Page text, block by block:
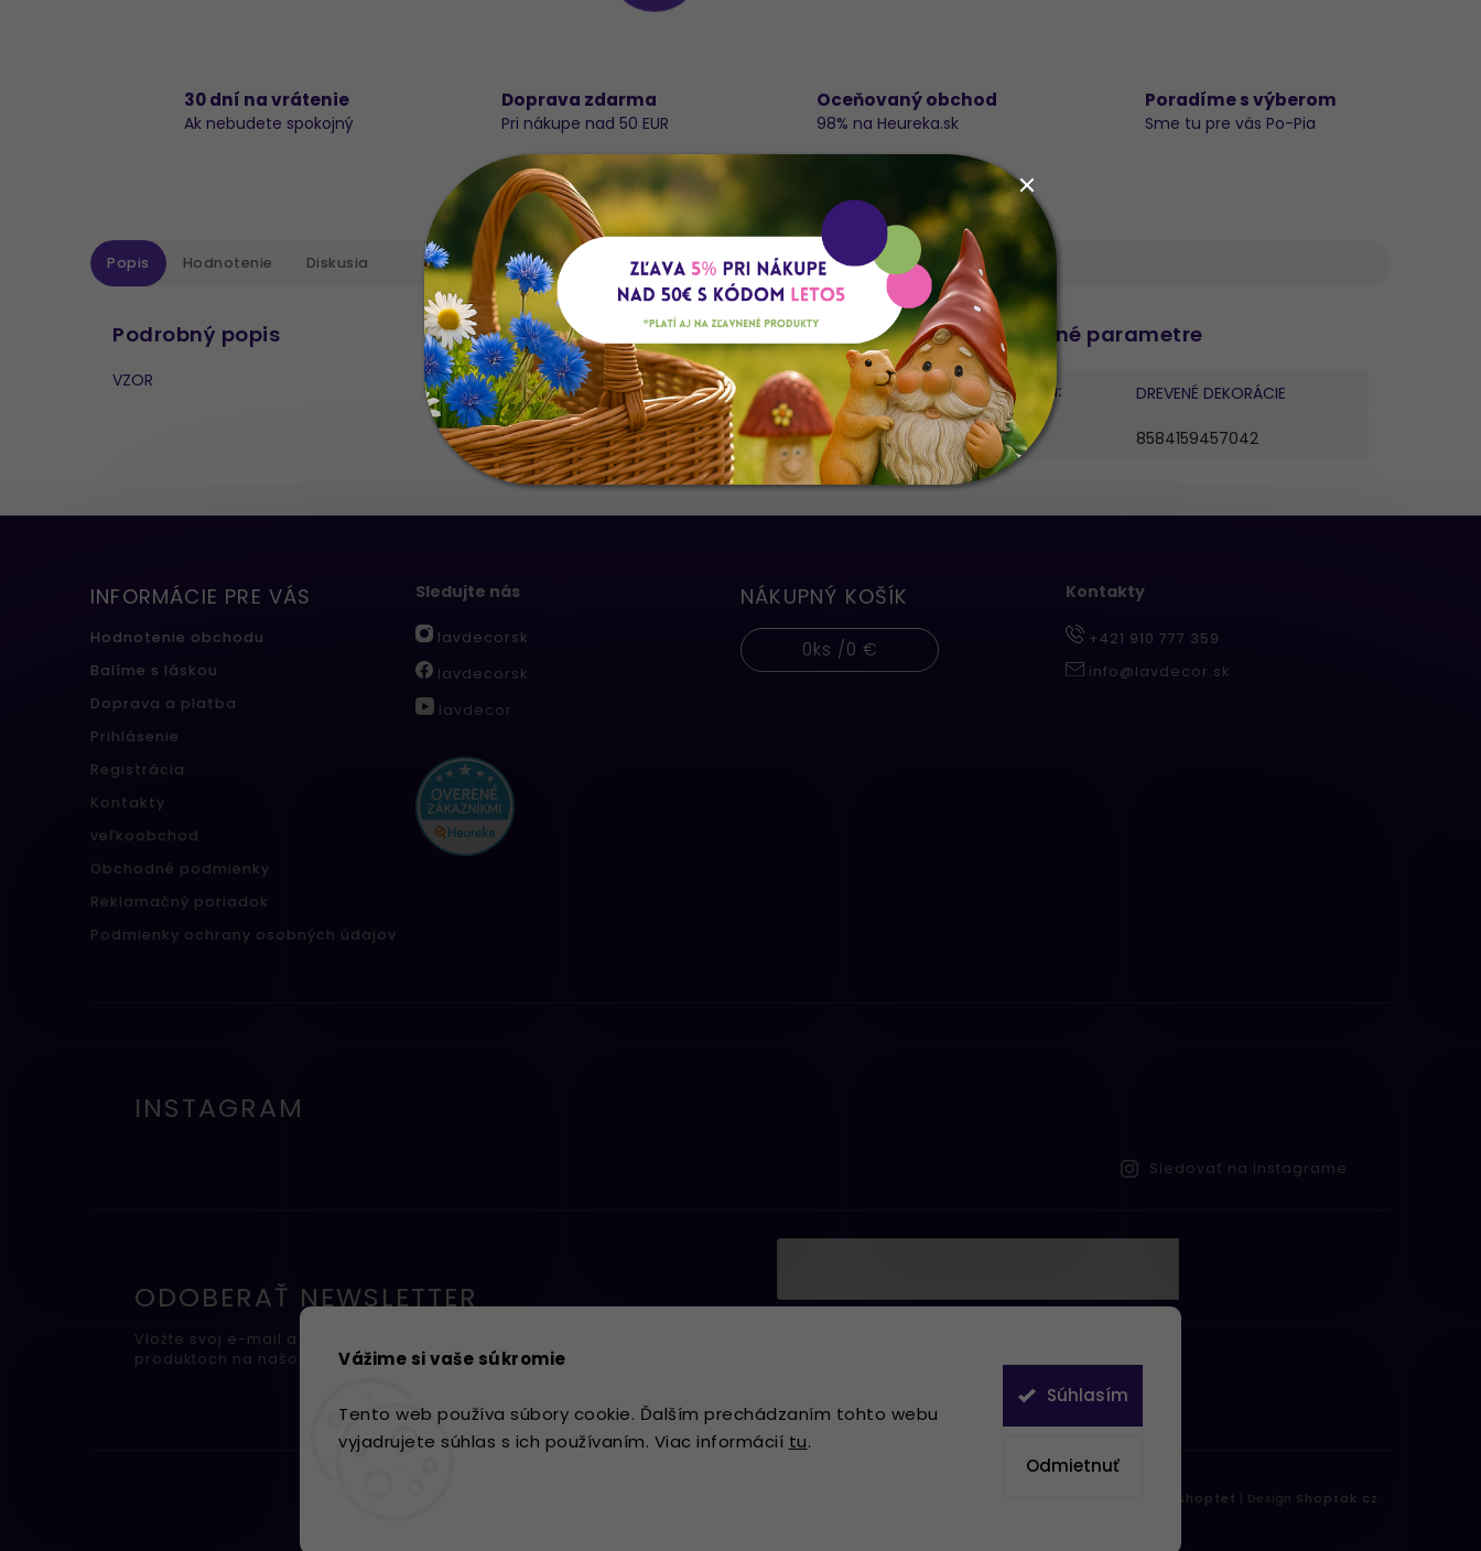
Vážime si vaše súkromie
Tento web používa súbory cookie. Ďalším prechádzaním tohto webu
vyjadrujete súhlas s ich používaním. Viac informácií tu.
Odmietnuť
Súhlasím
30 dní na vrátenie
Ak nebudete spokojný
Doprava zdarma
Pri nákupe nad 50 EUR
Oceňovaný obchod
98% na Heureka.sk
Poradíme s výberom
Sme tu pre vás Po-Pia
Popis Hodnotenie Diskusia
Podrobný popis
VZOR
Dodatočné parametre
Kategória:
DREVENÉ DEKORÁCIE
EAN: 8584159457042
INFORMÁCIE PRE VÁS
Hodnotenie obchodu
Balíme s láskou
Doprava a platba
Prihlásenie
Registrácia
Kontakty
veľkoobchod
Obchodné podmienky
Reklamačný poriadok
Podmienky ochrany osobných údajov
Sledujte nás
lavdecorsk
lavdecorsk
lavdecor
NÁKUPNÝ KOŠÍK
0ks /0 €
Kontakty
+421 910 777 359
info@lavdecor.sk
INSTAGRAM
Sledovať na Instagrame
ODOBERAŤ NEWSLETTER
Vložte svoj e-mail a my Vám budeme zasielať informácie o nových
produktoch na našom e-shope.
Shoptet | Design Shoptak.cz.